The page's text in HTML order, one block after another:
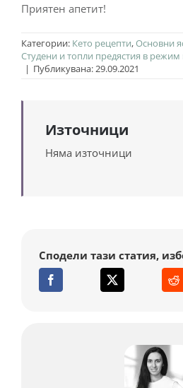
Приятен апетит!
Категории: Кето рецепти,Основни
Студени и топли предястия в режим
| Публикувана: 29.09.2021
Източници
Няма източници
Сподели тази статия,